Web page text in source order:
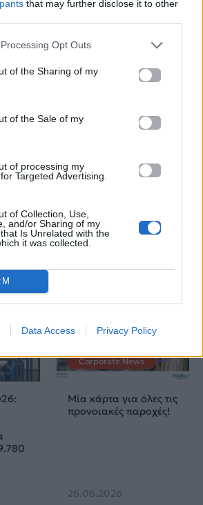
that may further disclose it to other
Opt Outs
of the Sharing of my
of the Sale of my
of processing my
Targeted Advertising.
of Collection, Use,
and/or Sharing of my
Is Unrelated with the
it was collected.
Data Access Privacy Policy
Life
«Will you marry me?»
που έχουμε δει ποτέ –
Empire State Building
02.07.2026
Corporate News
Μία κάρτα για όλες τις
προνοιακές παροχές!
26.06.2026